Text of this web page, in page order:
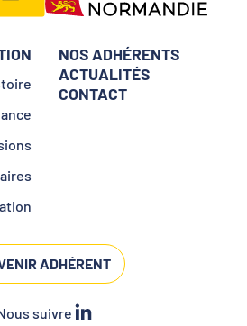
NOS ADHÉRENTS
ACTUALITÉS
CONTACT
ADHÉRENT
suivre